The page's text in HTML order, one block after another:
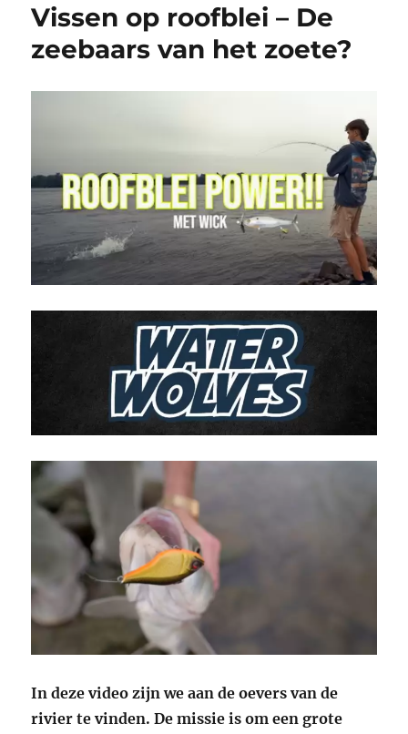
Vissen op roofblei – De
zeebaars van het zoete?
In deze video zijn we aan de oevers van de
rivier te vinden. De missie is om een grote